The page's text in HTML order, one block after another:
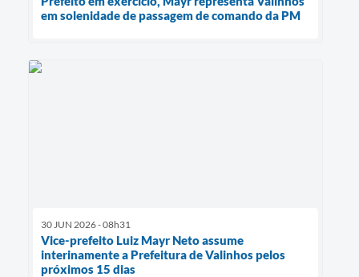
em solenidade de passagem de comando da PM
30 JUN 2026 - 08h31
Vice-prefeito Luiz Mayr Neto assume
interinamente a Prefeitura de Valinhos pelos
próximos 15 dias